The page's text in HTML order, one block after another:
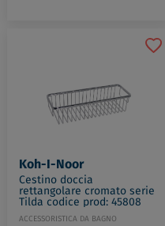
Koh-I-Noor
Cestino doccia
rettangolare cromato serie
Tilda codice prod: 45808
ACCESSORISTICA DA BAGNO